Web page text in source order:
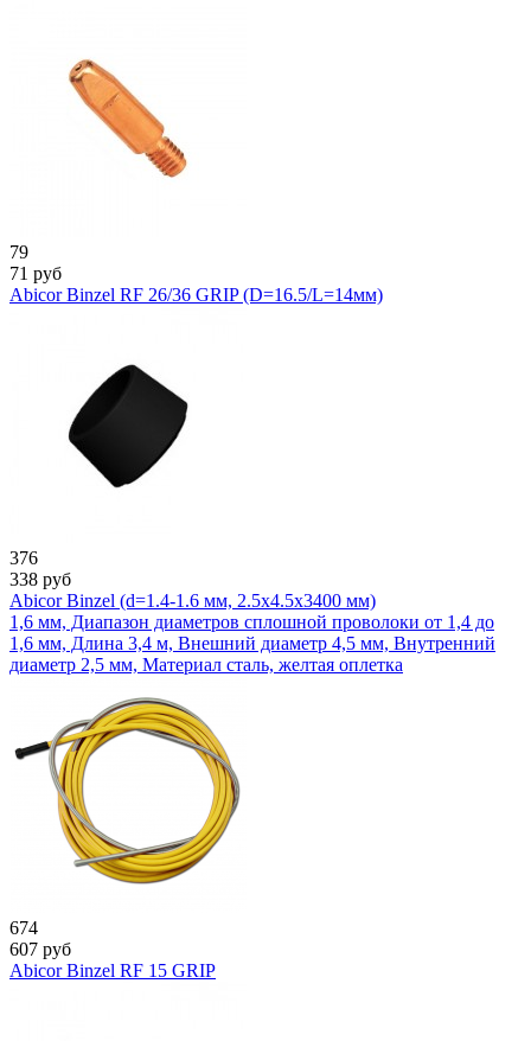
79
71 руб
Abicor Binzel RF 26/36 GRIP (D=16.5/L=14мм)
376
338 руб
Abicor Binzel (d=1.4-1.6 мм, 2.5x4.5x3400 мм)
1,6 мм, Диапазон диаметров сплошной проволоки от 1,4 до
1,6 мм, Длина 3,4 м, Внешний диаметр 4,5 мм, Внутренний
диаметр 2,5 мм, Материал сталь, желтая оплетка
674
607 руб
Abicor Binzel RF 15 GRIP